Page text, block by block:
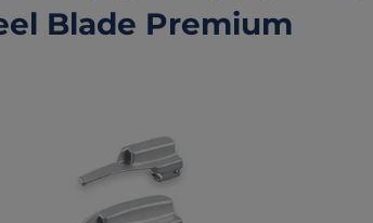
Blade Premium